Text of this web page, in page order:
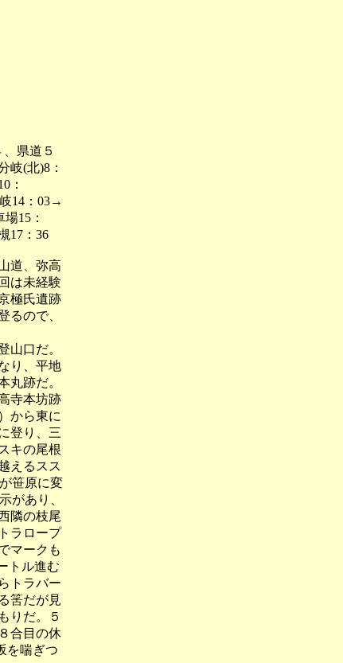
県道５
岐(北)8：
：
14：03→
15：
17：36
道、弥高
は未経験
極氏遺跡
るので、
山口だ。
り、平地
丸跡だ。
寺本坊跡
から東に
登り、三
キの尾根
えるスス
笹原に変
があり、
隣の枝尾
ラロープ
マークも
トル進む
トラバー
筈だが見
りだ。５
合目の休
を喘ぎつ